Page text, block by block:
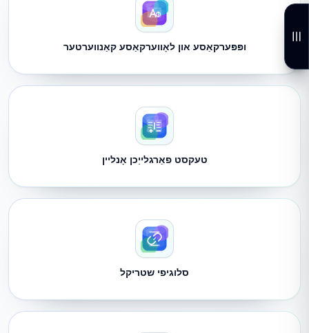
ופּפּערקאַסע און לאָווערקאַסע קאַנווערטער
טעקסט פאַרגלייַכן אָנליין
סלוגיפי שטריקל